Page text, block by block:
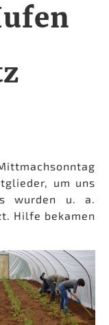
um uns
wurden u. a.
Hilfe bekamen